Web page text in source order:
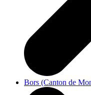
Bors (Canton de